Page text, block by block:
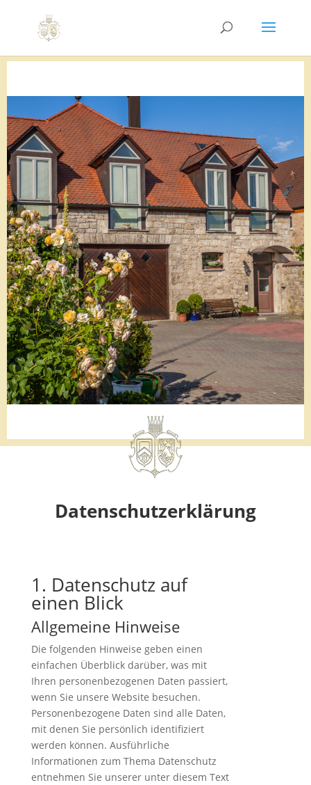
Datenschutzerklärung
1. Datenschutz auf
einen Blick
Allgemeine Hinweise
Die folgenden Hinweise geben einen
einfachen Überblick darüber, was mit
Ihren personenbezogenen Daten passiert,
wenn Sie unsere Website besuchen.
Personenbezogene Daten sind alle Daten,
mit denen Sie persönlich identifiziert
werden können. Ausführliche
Informationen zum Thema Datenschutz
entnehmen Sie unserer unter diesem Text